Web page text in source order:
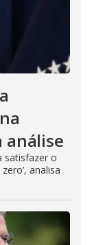
análise
satisfazer o
analisa